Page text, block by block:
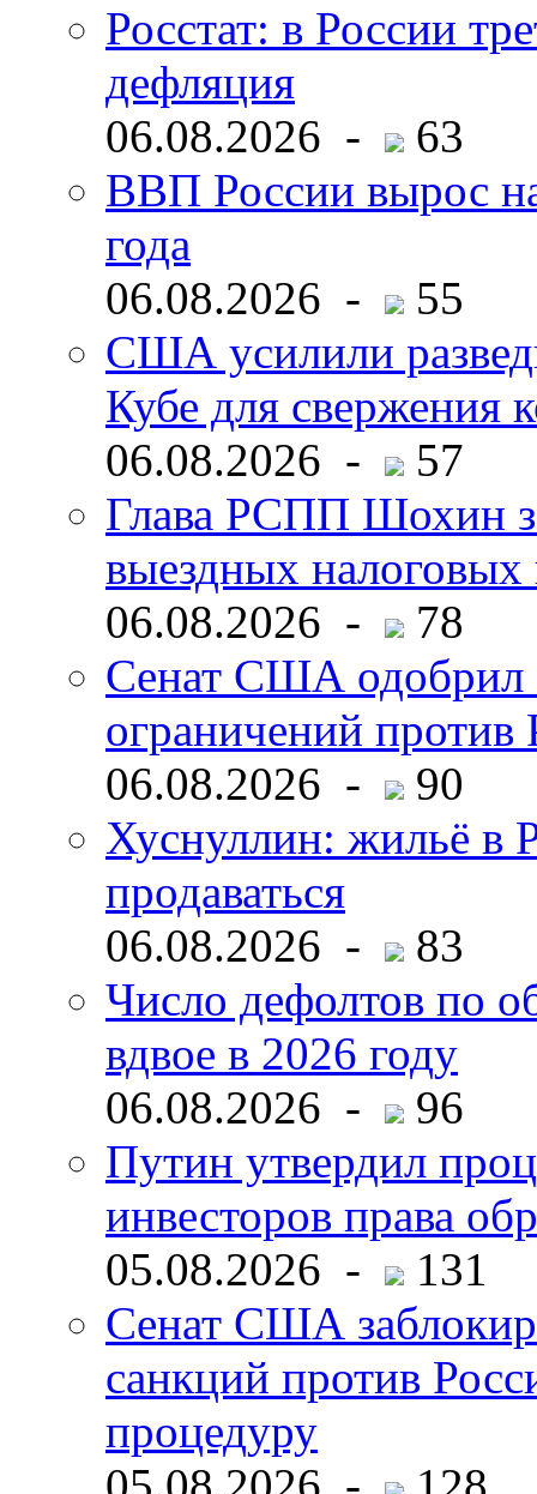
Росстат: в России
дефляция
06.08.2026 -
63
ВВП России вырос
года
06.08.2026 -
55
США усилили
Кубе для свержения
06.08.2026 -
57
Глава РСПП Шохин
выездных налоговых
06.08.2026 -
78
Сенат США одобрил
ограничений
06.08.2026 -
90
Хуснуллин: жильё в
продаваться
06.08.2026 -
83
Число дефолтов по
вдвое в 2026 году
06.08.2026 -
96
Путин утвердил
инвесторов права
05.08.2026 -
131
Сенат США
санкций против
процедуру